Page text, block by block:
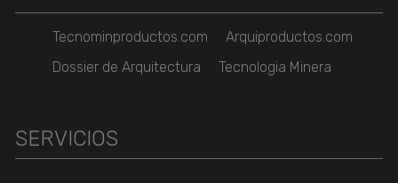
Tecnominproductos.com
Arquiproductos.com
Dossier de Arquitectura
Tecnologia Minera
SERVICIOS